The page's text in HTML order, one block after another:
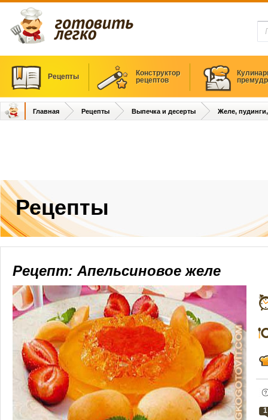
Рецепты
Конструктор
рецептов
Главная Рецепты Выпечка и десерты Желе,
Рецепты
Рецепт: Апельсиновое желе
1